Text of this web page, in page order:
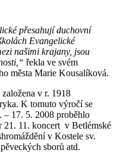
přesahují duchovní
Evangelické
našimi krajany, jsou
řekla ve svém
města Marie Kousalíková.
v r. 1918
K tomuto výročí se
– 17. 5. 2008 proběhlo
21. 11. koncert v Betlémské
v Kostele sv.
sborů atd.